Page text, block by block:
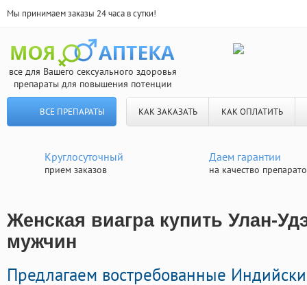
Мы принимаем заказы 24 часа в сутки!
все для Вашего сексуального здоровья
препараты для повышения потенции
ВСЕ ПРЕПАРАТЫ КАК ЗАКАЗАТЬ КАК ОПЛАТИТЬ
Круглосуточный
прием заказов
Даем гарантии
на качество
Женская виагра купить Улан-
мужчин
Предлагаем востребованные